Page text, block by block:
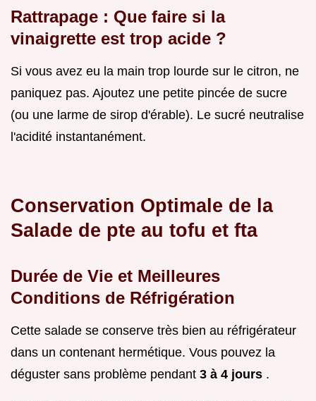
Rattrapage : Que faire si la
vinaigrette est trop acide ?
Si vous avez eu la main trop lourde sur le citron, ne
paniquez pas. Ajoutez une petite pincée de sucre
(ou une larme de sirop d'érable). Le sucré neutralise
l'acidité instantanément.
Conservation Optimale de la
Salade de pte au tofu et fta
Durée de Vie et Meilleures
Conditions de Réfrigération
Cette salade se conserve très bien au réfrigérateur
dans un contenant hermétique. Vous pouvez la
déguster sans problème pendant 3 à 4 jours .